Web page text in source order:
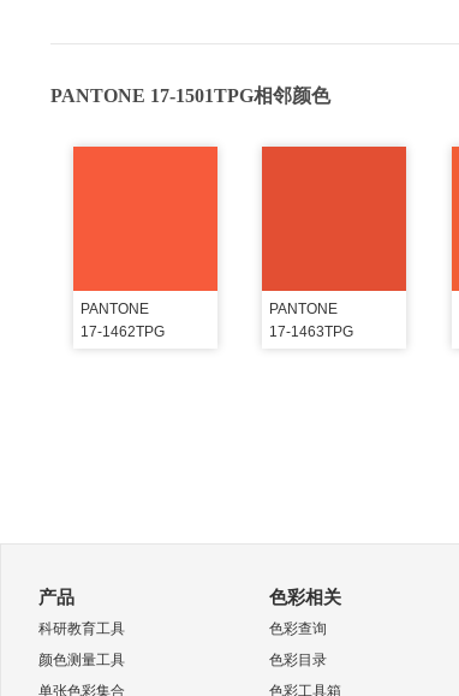
PANTONE 17-1501TPG相邻颜色
PANTONE
17-1462TPG
PANTONE
17-1463TPG
产品
科研教育工具
颜色测量工具
单张色彩集合
色彩相关
色彩查询
色彩目录
色彩工具箱